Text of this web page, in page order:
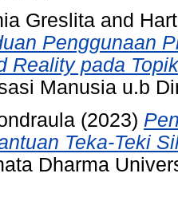
Greslita and
Penggunaan
Reality pada
Manusia u.b
(2023)
Teka-Teki
Dharma